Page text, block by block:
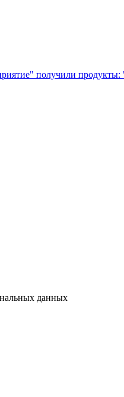
получили
данных